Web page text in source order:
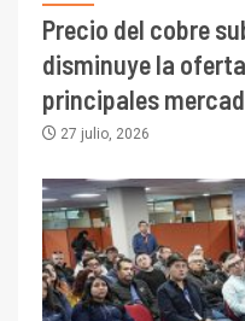
Precio del cobre
disminuye la
principales
27 julio, 2026